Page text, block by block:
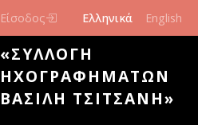
Είσοδος Ελληνικά English
«ΣΥΛΛΟΓΉ
ΗΧΟΓΡΑΦΗΜΆΤΩΝ
ΒΑΣΊΛΗ ΤΣΙΤΣΆΝΗ»